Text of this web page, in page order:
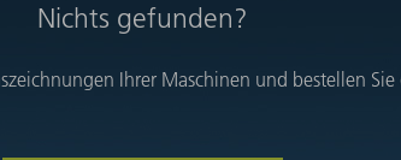
Nichts gefunden?
Ihrer Maschinen und bestellen